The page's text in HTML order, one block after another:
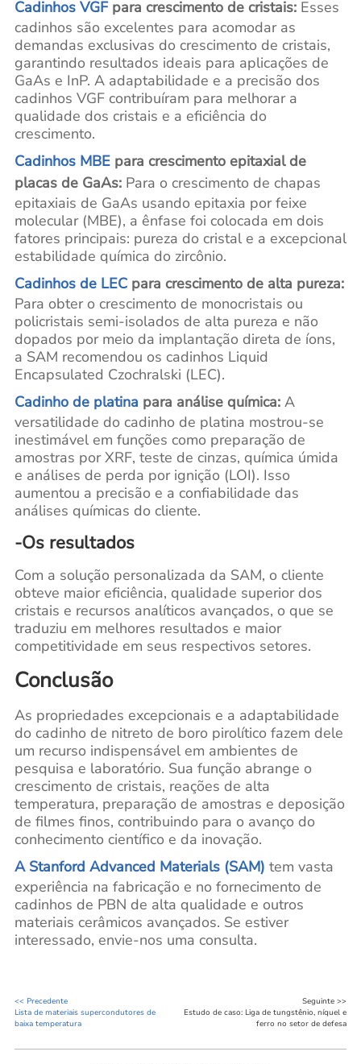
Cadinhos VGFpara crescimento de cristais:Esses
cadinhos são excelentes para acomodar as
demandas exclusivas do crescimento de cristais,
garantindo resultados ideais para aplicações de
GaAs e InP. A adaptabilidade e a precisão dos
cadinhos VGF contribuíram para melhorar a
qualidade dos cristais e a eficiência do
crescimento.
Cadinhos MBEpara crescimento epitaxial de
placas de GaAs:Para o crescimento de chapas
epitaxiais de GaAs usando epitaxia por feixe
molecular (MBE), a ênfase foi colocada em dois
fatores principais: pureza do cristal e a excepcional
estabilidade química do zircônio.
Cadinhos de LECpara crescimento de alta pureza:
Para obter o crescimento de monocristais ou
policristais semi-isolados de alta pureza e não
dopados por meio da implantação direta de íons,
a SAM recomendou os cadinhos Liquid
Encapsulated Czochralski (LEC).
Cadinho de platina para análise química:A
versatilidade do cadinho de platina mostrou-se
inestimável em funções como preparação de
amostras por XRF, teste de cinzas, química úmida
e análises de perda por ignição (LOI). Isso
aumentou a precisão e a confiabilidade das
análises químicas do cliente.
-Os resultados
Com a solução personalizada da SAM, o cliente
obteve maior eficiência, qualidade superior dos
cristais e recursos analíticos avançados, o que se
traduziu em melhores resultados e maior
competitividade em seus respectivos setores.
Conclusão
As propriedades excepcionais e a adaptabilidade
do cadinho de nitreto de boro pirolítico fazem dele
um recurso indispensável em ambientes de
pesquisa e laboratório. Sua função abrange o
crescimento de cristais, reações de alta
temperatura, preparação de amostras e deposição
de filmes finos, contribuindo para o avanço do
conhecimento científico e da inovação.
A Stanford Advanced Materials (SAM) tem vasta
experiência na fabricação e no fornecimento de
cadinhos de PBN de alta qualidade e outros
materiais cerâmicos avançados. Se estiver
interessado, envie-nos uma consulta.
<< Precedente
Lista de materiais supercondutores de
baixa temperatura
Seguinte >>
Estudo de caso: Liga de tungstênio, níquel e
ferro no setor de defesa